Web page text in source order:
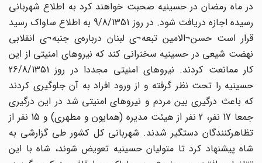
در ماه رمضان در حسینیه صحبت خواهند کرد به اطلاع شهربانی
رسیده اجازه دریافت شود. در روز 9/8/1351 به اطلاع ساواک رسید
قرار است حسن¬الامین تبعه¬ی لبنان درباره‌ی جنبه¬ی انقلابی
نهضت شیعی در حسینیه سخنرانی کند که نیروهای امنیتی از این
کار ممانعت کردند. نیروهای امنیتی مجددا در روز 26/8/1351
حسینیه را تحت نظر گرفته و از ورود افراد به آن جلوگیری کردند
که باعث درگیری بین مردم و نیروهای امنیتی شد در این درگیری
جمعا 17 نفر، 2 نفر از هیئت مدیره (همایون و مطهری) و 15 نفر از
تظاهرکنندگان دستگیر شدند. شهربانی کل کشور طی گزارشی به
شاه پیشنهاد کرد تا متولیان حسینیه تعویض شوند، شاه با این